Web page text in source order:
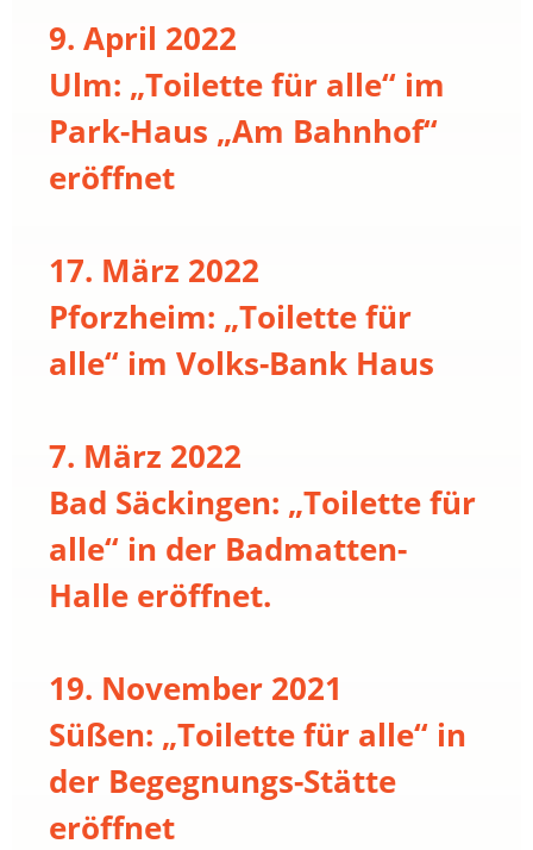
9. April 2022
Ulm: „Toilette für alle“ im
Park-Haus „Am Bahnhof“
eröffnet
17. März 2022
Pforzheim: „Toilette für
alle“ im Volks-Bank Haus
7. März 2022
Bad Säckingen: „Toilette für
alle“ in der Badmatten-
Halle eröffnet.
19. November 2021
Süßen: „Toilette für alle“ in
der Begegnungs-Stätte
eröffnet